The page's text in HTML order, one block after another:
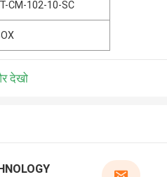
CM-102-10-SC
देखो